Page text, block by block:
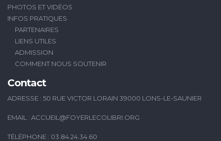
PHOTOS ET VIDÉOS
INFOS PRATIQUES
PARTENAIRES
LIENS UTILES
ADMISSION
COMMENT NOUS SOUTENIR
Contact
ADRESSE : 50 RUE VICTOR LORAIN 39000 LONS-LE-SAUNIER
EMAIL : ACCUEIL@FOYERLECOLIBRI.ORG
TÉLÉPHONE : 03.84.24.34.60